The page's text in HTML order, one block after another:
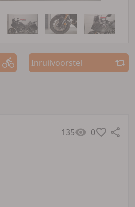
Inruilvoorstel
135 0